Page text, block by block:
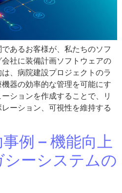
あるお客様が、私たちのソフ
社に装備計画ソフトウェアの
、病院建設プロジェクトのラ
器の効率的な管理を可能にす
ションを作成することで、リ
ーション、可視性を維持する
例 – 機能向上
ーシステムの